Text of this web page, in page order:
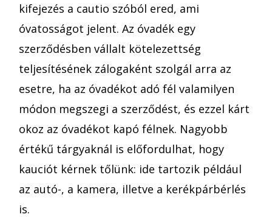
kifejezés a cautio szóból ered, ami
óvatosságot jelent. Az óvadék egy
szerződésben vállalt kötelezettség
teljesítésének zálogaként szolgál arra az
esetre, ha az óvadékot adó fél valamilyen
módon megszegi a szerződést, és ezzel kárt
okoz az óvadékot kapó félnek. Nagyobb
értékű tárgyaknál is előfordulhat, hogy
kauciót kérnek tőlünk: ide tartozik például
az autó-, a kamera, illetve a kerékpárbérlés
is.